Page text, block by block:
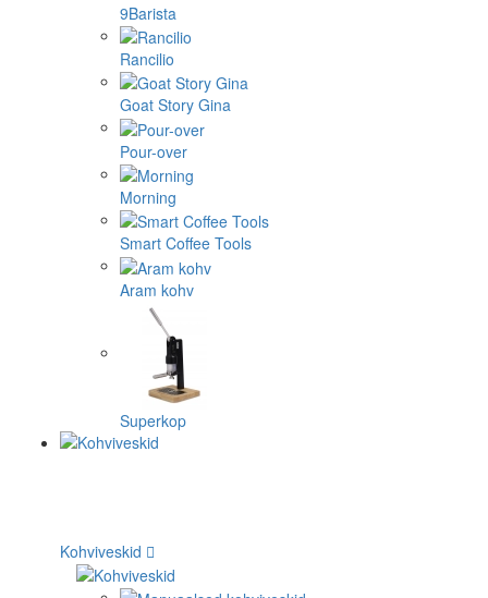
9Barista
Rancilio
Goat Story Gina
Pour-over
Morning
Smart Coffee Tools
Aram kohv
Superkop
Kohviveskid